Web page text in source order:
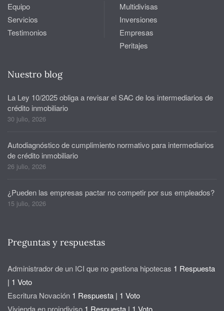
Equipo
Servicios
Testimonios
Multidivisas
Inversiones
Empresas
Peritajes
Nuestro blog
La Ley 10/2025 obliga a revisar el SAC de los intermediarios de
crédito inmobiliario
30 julio, 2026
Autodiagnóstico de cumplimiento normativo para intermediarios
de crédito inmobiliario
26 julio, 2026
¿Pueden las empresas pactar no competir por sus empleados?
15 julio, 2026
Preguntas y respuestas
Administrador de un ICI que no gestiona hipotecas 1 Respuesta
| 1 Voto
Escritura Novación 1 Respuesta | 1 Voto
Vivienda en proindiviso 1 Respuesta | 1 Voto